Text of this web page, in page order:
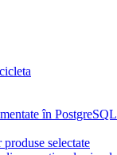
în PostgreSQL
selectate